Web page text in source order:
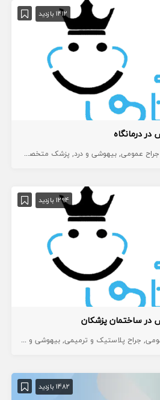
1412 بازدید
درمانگاه
جراح عمومی بیهوشی و درد پزشک متخصص
1294 بازدید
ساختمان پزشکان
جراح پلاستیک و ترمیمی بیهوشی و درد
1482 بازدید